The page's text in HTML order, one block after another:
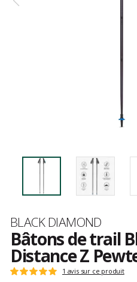
Marque
BLACK DIAMOND
Bâtons de trail
Distance Z
Les
Note
1 avis sur ce produit